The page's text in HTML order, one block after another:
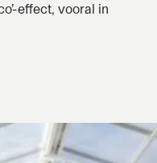
effect, vooral in